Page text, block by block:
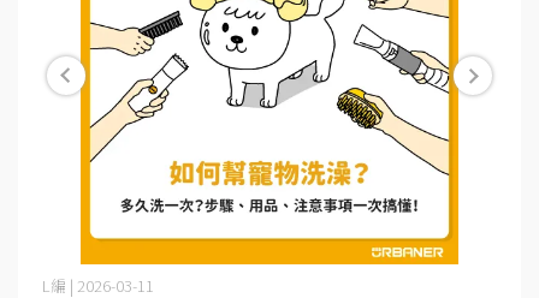
L編 | 2026-03-11